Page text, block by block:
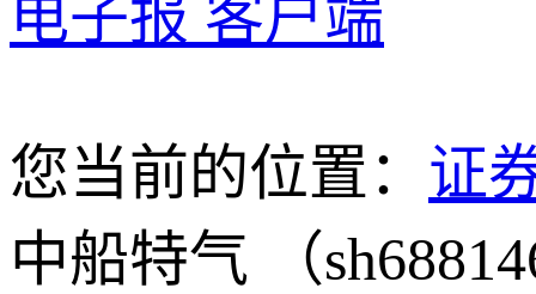
电子报 客户端
您当前的位置： 证
中船特气
（